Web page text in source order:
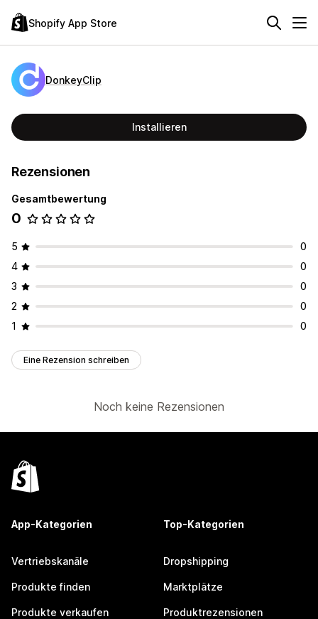
Shopify App Store
DonkeyClip
Installieren
Rezensionen
Gesamtbewertung
0
5
0
4
0
3
0
2
0
1
0
Eine Rezension schreiben
Noch keine Rezensionen
App-Kategorien
Vertriebskanäle
Produkte finden
Produkte verkaufen
Top-Kategorien
Dropshipping
Marktplätze
Produktrezensionen